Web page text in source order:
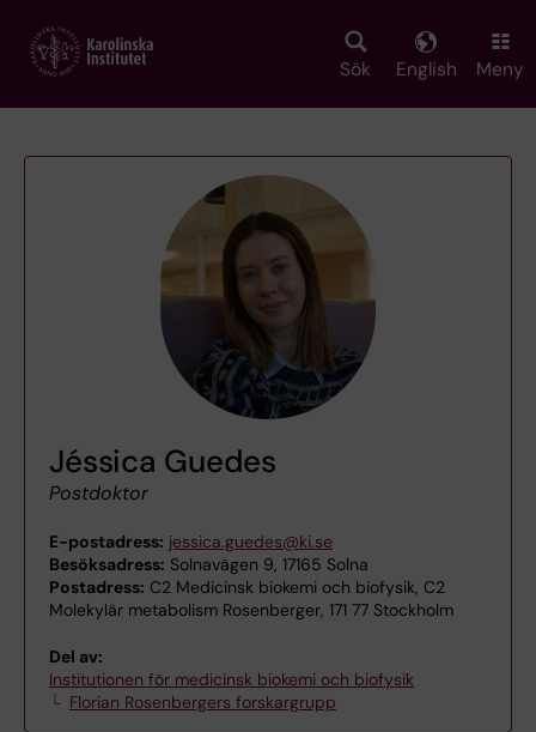
main
Sök English Meny
Jéssica Guedes
Postdoktor
E-postadress: jessica.guedes@ki.se
Besöksadress: Solnavägen 9, 17165 Solna
Postadress: C2 Medicinsk biokemi och biofysik, C2
Molekylär metabolism Rosenberger, 171 77 Stockholm
Del av:
Institutionen för medicinsk biokemi och biofysik
Florian Rosenbergers forskargrupp